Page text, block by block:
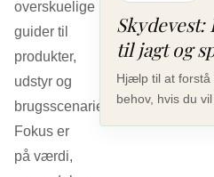
overskuelige
guider til
produkter,
udstyr og
brugsscenarier.
Fokus er
på værdi,
Skydevest:
til jagt og
Hjælp til at forstå
behov, hvis du